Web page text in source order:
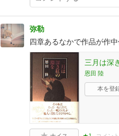
弥勒
四章あるなかで作品が作
三月は深
恩田 陸
本を登